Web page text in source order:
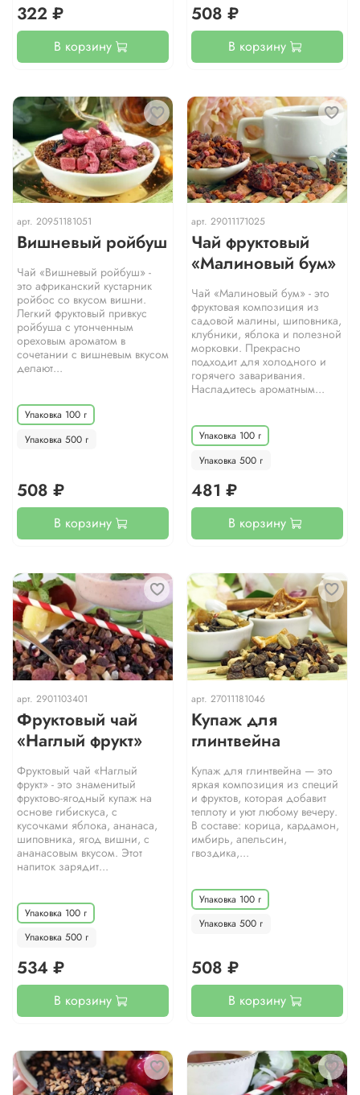
322 ₽
В корзину
508 ₽
В корзину
арт. 20951181051
Вишневый ройбуш
Чай «Вишневый ройбуш» -
это африканский кустарник
ройбос со вкусом вишни.
Легкий фруктовый привкус
ройбуша с утонченным
ореховым ароматом в
сочетании с вишневым вкусом
делают...
Упаковка 100 г
Упаковка 500 г
508 ₽
В корзину
арт. 29011171025
Чай фруктовый
«Малиновый бум»
Чай «Малиновый бум» - это
фруктовая композиция из
садовой малины, шиповника,
клубники, яблока и полезной
морковки. Прекрасно
подходит для холодного и
горячего заваривания.
Насладитесь ароматным...
Упаковка 100 г
Упаковка 500 г
481 ₽
В корзину
арт. 2901103401
Фруктовый чай
«Наглый фрукт»
Фруктовый чай «Наглый
фрукт» - это знаменитый
фруктово-ягодный купаж на
основе гибискуса, с
кусочками яблока, ананаса,
шиповника, ягод вишни, с
ананасовым вкусом. Этот
напиток зарядит...
Упаковка 100 г
Упаковка 500 г
534 ₽
В корзину
арт. 27011181046
Купаж для
глинтвейна
Купаж для глинтвейна — это
яркая композиция из специй
и фруктов, которая добавит
теплоту и уют любому вечеру.
В составе: корица, кардамон,
имбирь, апельсин,
гвоздика,...
Упаковка 100 г
Упаковка 500 г
508 ₽
В корзину